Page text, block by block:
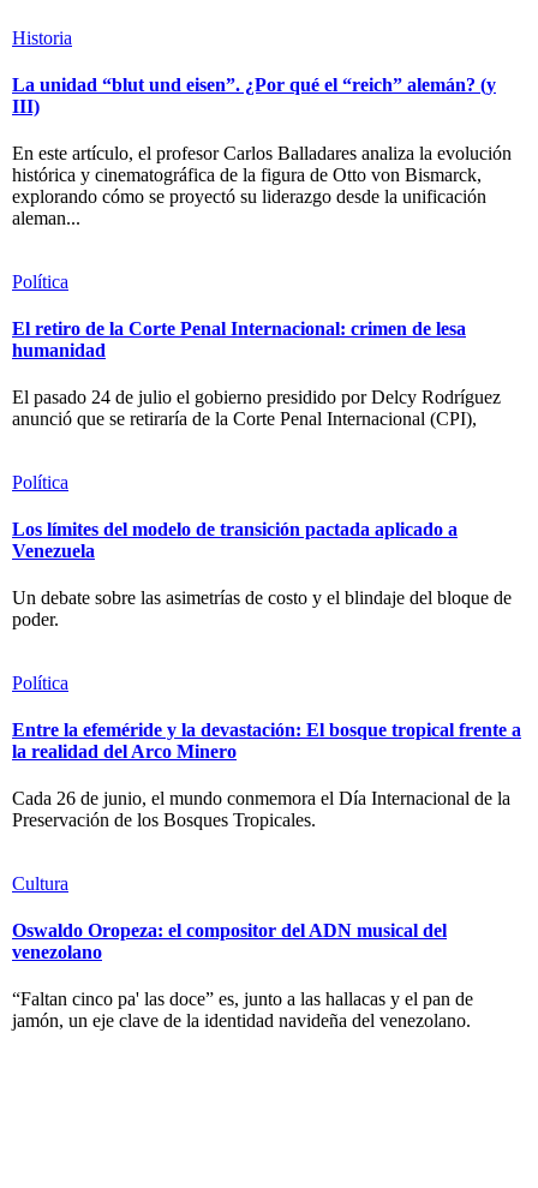
Historia
La unidad “blut und eisen”. ¿Por qué el “reich” alemán? (y
III)
En este artículo, el profesor Carlos Balladares analiza la evolución
histórica y cinematográfica de la figura de Otto von Bismarck,
explorando cómo se proyectó su liderazgo desde la unificación
aleman...
Política
El retiro de la Corte Penal Internacional: crimen de lesa
humanidad
El pasado 24 de julio el gobierno presidido por Delcy Rodríguez
anunció que se retiraría de la Corte Penal Internacional (CPI),
Política
Los límites del modelo de transición pactada aplicado a
Venezuela
Un debate sobre las asimetrías de costo y el blindaje del bloque de
poder.
Política
Entre la efeméride y la devastación: El bosque tropical frente a
la realidad del Arco Minero
Cada 26 de junio, el mundo conmemora el Día Internacional de la
Preservación de los Bosques Tropicales.
Cultura
Oswaldo Oropeza: el compositor del ADN musical del
venezolano
“Faltan cinco pa' las doce” es, junto a las hallacas y el pan de
jamón, un eje clave de la identidad navideña del venezolano.